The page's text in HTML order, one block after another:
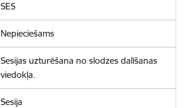
SES
Nepieciešams
Sesijas uzturēšana no slodzes dalīšanas
viedokļa.
Sesija